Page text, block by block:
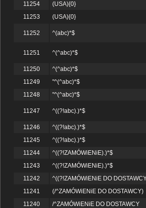
11254
(USA){0}
11253
(USA){0}
11252 ^(abc)*$
11251 ^(^abc)*$
11250 ^(^abc)*$
11249
"^(^abc)*$
11248
"^(^abc)*$
11247 ^((?!abc).)*$
11246
^((?!abc).)*$
11245
^((?!abc).)*$
11244
^((?!ZAMÓWiENiE).)*$
11243
^((?!ZAMÓWiENiE).)*$
11242
^((?!ZAMÓWiENiE DO
11241
(/^ZAMÓWiENiE DO DOSTAWCY)
11240
/^ZAMÓWiENiE DO DOSTAWCY